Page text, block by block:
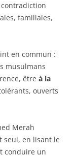
familiales,
en commun :
musulmans
être à la
ouverts
Merah
seul, en lisant le
conduire un